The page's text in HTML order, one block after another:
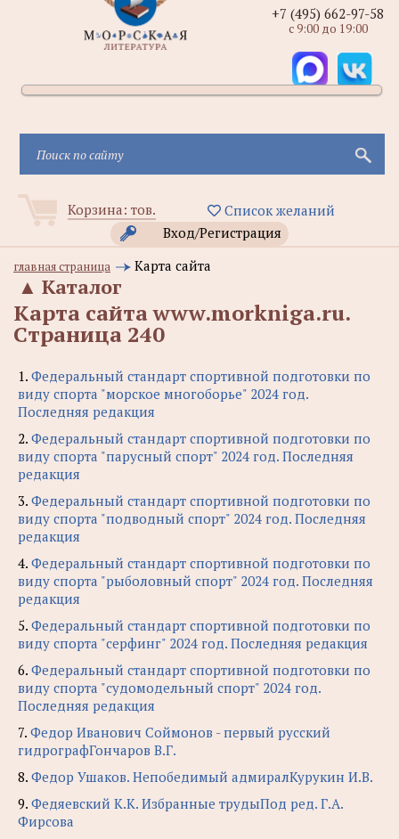
Корзина: тов.
Список желаний
Вход/Регистрация
+7 (495) 662-97-58
с 9:00 до 19:00
главная страница Карта сайта
Каталог
▲
Карта сайта www.morkniga.ru.
Cтраница 240
1. Федеральный стандарт спортивной подготовки по
виду спорта "морское многоборье" 2024 год.
Последняя редакция
2. Федеральный стандарт спортивной подготовки по
виду спорта "парусный спорт" 2024 год. Последняя
редакция
3. Федеральный стандарт спортивной подготовки по
виду спорта "подводный спорт" 2024 год. Последняя
редакция
4. Федеральный стандарт спортивной подготовки по
виду спорта "рыболовный спорт" 2024 год. Последняя
редакция
5. Федеральный стандарт спортивной подготовки по
виду спорта "серфинг" 2024 год. Последняя редакция
6. Федеральный стандарт спортивной подготовки по
виду спорта "судомодельный спорт" 2024 год.
Последняя редакция
7. Федор Иванович Соймонов - первый русский
гидрографГончаров В.Г.
8. Федор Ушаков. Непобедимый адмиралКурукин И.В.
9. Федяевский К.К. Избранные трудыПод ред. Г.А.
Фирсова